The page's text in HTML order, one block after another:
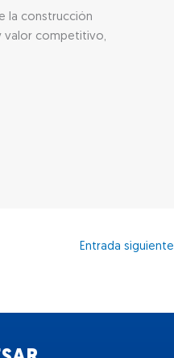
la construcción
valor competitivo,
Entrada siguiente